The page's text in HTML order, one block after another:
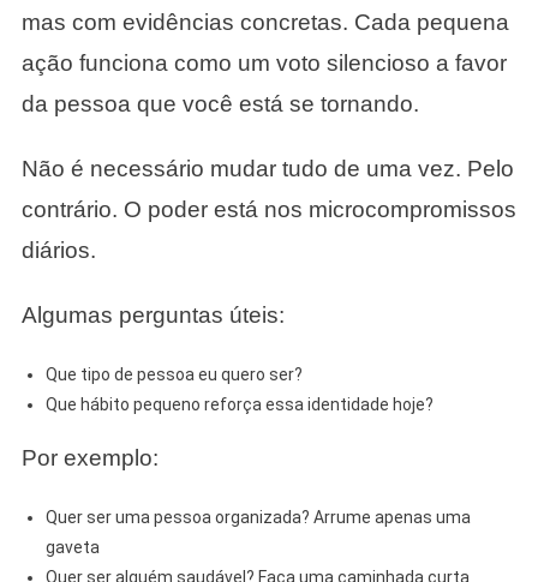
mas com evidências concretas. Cada pequena
ação funciona como um voto silencioso a favor
da pessoa que você está se tornando.
Não é necessário mudar tudo de uma vez. Pelo
contrário. O poder está nos microcompromissos
diários.
Algumas perguntas úteis:
Que tipo de pessoa eu quero ser?
Que hábito pequeno reforça essa identidade hoje?
Por exemplo:
Quer ser uma pessoa organizada? Arrume apenas uma
gaveta
Quer ser alguém saudável? Faça uma caminhada curta